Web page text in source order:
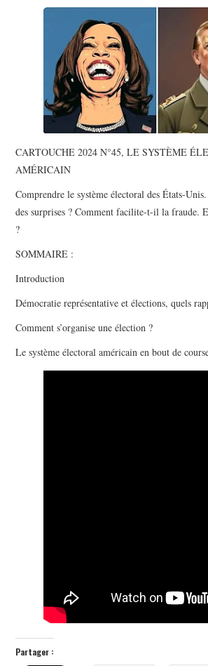
POLITIQUE
HISTOIRE
CULTURE
SPORT
CARTOUCHE 2024 N°45, LE SYSTÈME
AMÉRICAIN
Comprendre le système électoral des États-
des surprises ? Comment facilite-t-il la fraude.
?
SOMMAIRE :
Introduction
Démocratie représentative et élections, quels
Comment s’organise une élection ?
Le système électoral américain en bout de
Partager :